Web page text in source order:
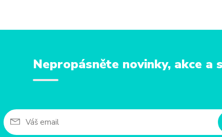
Nepropásněte novinky, akce a